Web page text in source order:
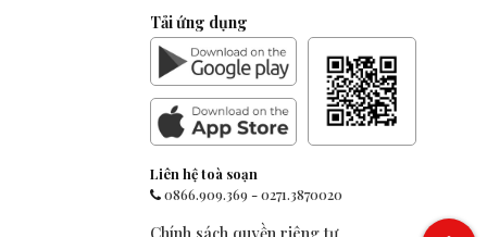
Tải ứng dụng
Liên hệ toà soạn
0866.909.369-0271.3870020